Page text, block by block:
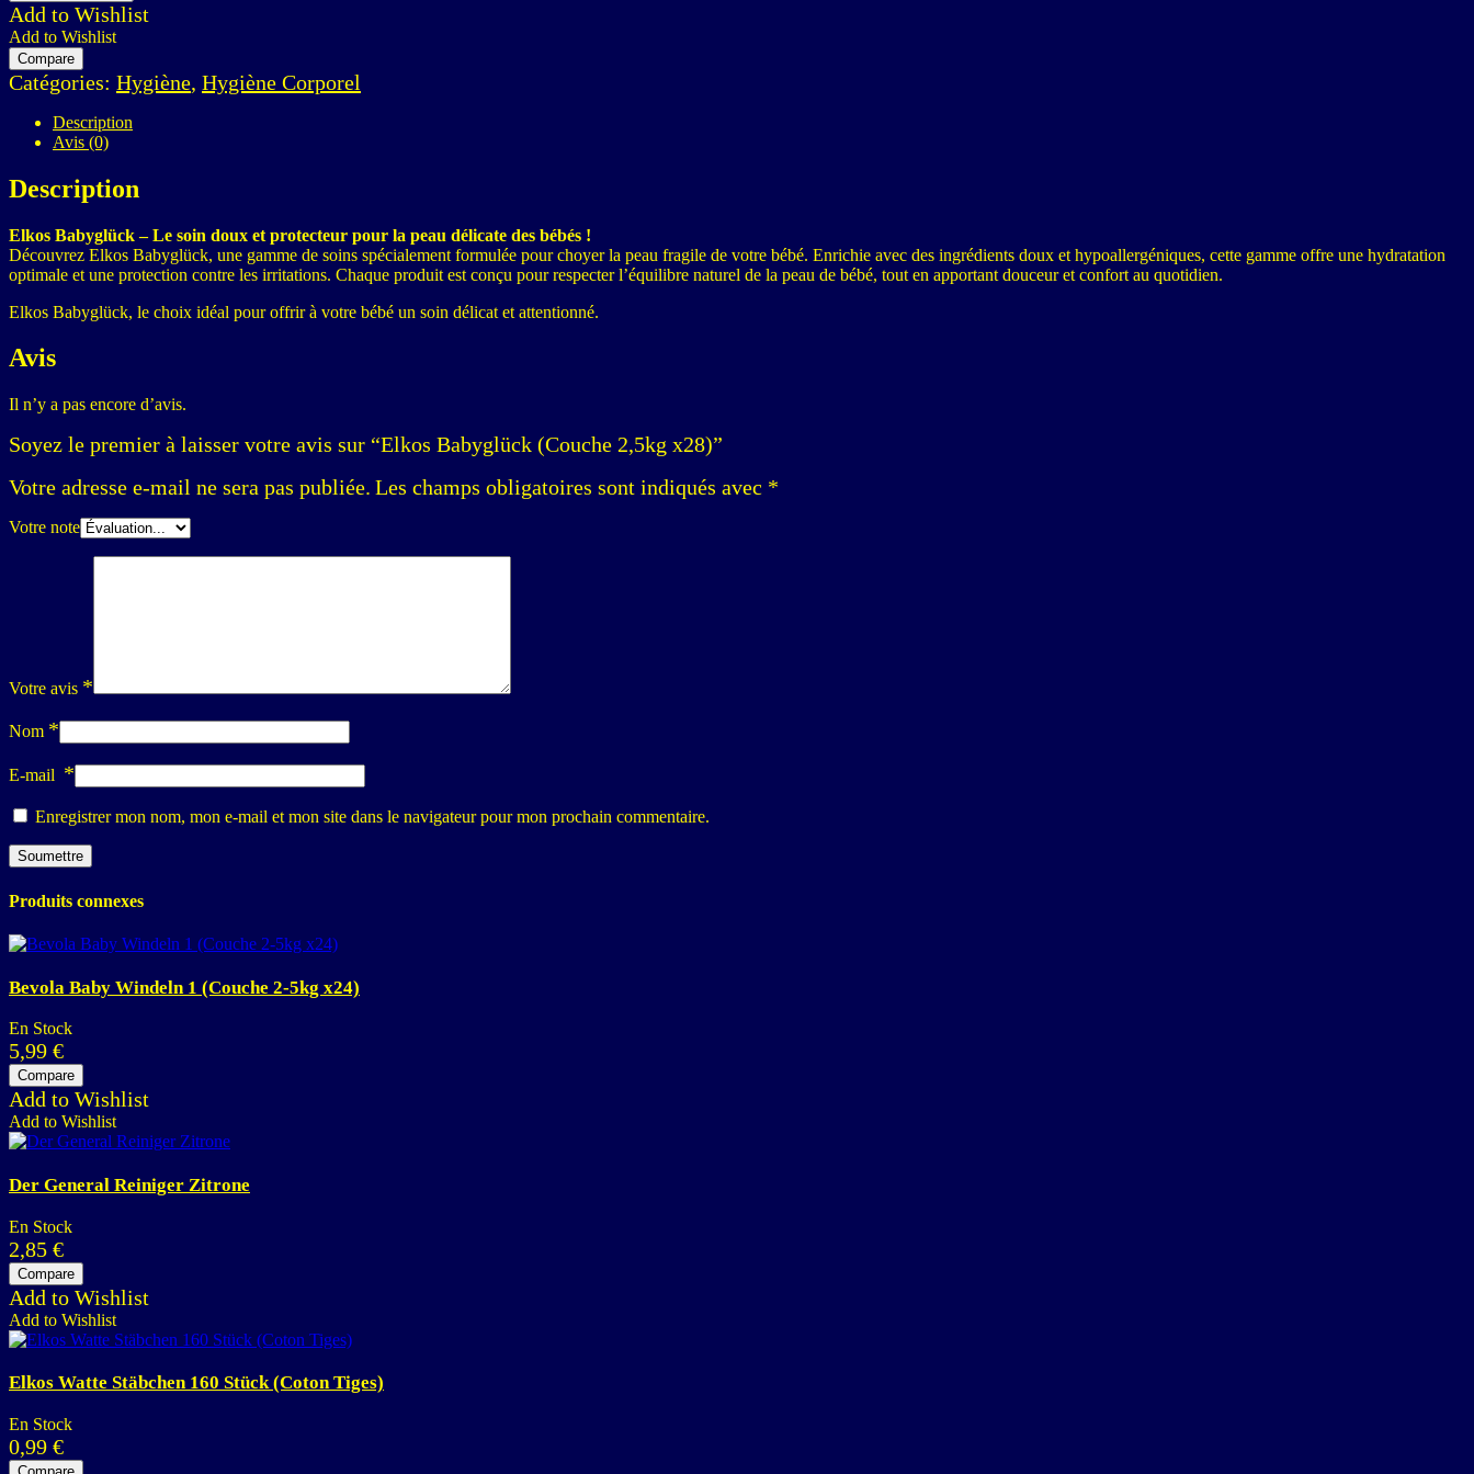
Add to Wishlist
Add to Wishlist
Compare
Catégories: Hygiène, Hygiène Corporel
Description
Avis (0)
Description
Elkos Babyglück – Le soin doux et protecteur pour la peau délicate des bébés !
Découvrez Elkos Babyglück, une gamme de soins spécialement formulée pour choyer la peau fragile de votre bébé. Enrichie avec des ingrédients doux et hypoallergéniques, cette gamme offre une hydratation
optimale et une protection contre les irritations. Chaque produit est conçu pour respecter l’équilibre naturel de la peau de bébé, tout en apportant douceur et confort au quotidien.
Elkos Babyglück, le choix idéal pour offrir à votre bébé un soin délicat et attentionné.
Avis
Il n’y a pas encore d’avis.
Soyez le premier à laisser votre avis sur “Elkos Babyglück (Couche 2,5kg x28)”
Votre adresse e-mail ne sera pas publiée. Les champs obligatoires sont indiqués avec *
Votre note
Votre avis *
Nom *
E-mail *
Enregistrer mon nom, mon e-mail et mon site dans le navigateur pour mon prochain commentaire.
Produits connexes
Bevola Baby Windeln 1 (Couche 2-5kg x24)
En Stock
5,99 €
Compare
Add to Wishlist
Add to Wishlist
Der General Reiniger Zitrone
En Stock
2,85 €
Compare
Add to Wishlist
Add to Wishlist
Elkos Watte Stäbchen 160 Stück (Coton Tiges)
En Stock
0,99 €